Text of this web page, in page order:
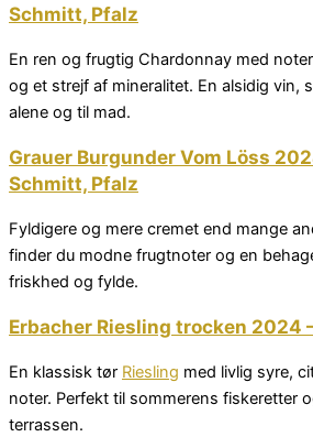
Schmitt, Pfalz
En ren og frugtig Chardonnay med
og et strejf af mineralitet. En alsidig vin,
alene og til mad.
Grauer Burgunder Vom Löss
Schmitt, Pfalz
Fyldigere og mere cremet end mange
finder du modne frugtnoter og en
friskhed og fylde.
Erbacher Riesling trocken 2024
En klassisk tør Riesling med livlig syre,
noter. Perfekt til sommerens fiskeretter
terrassen.